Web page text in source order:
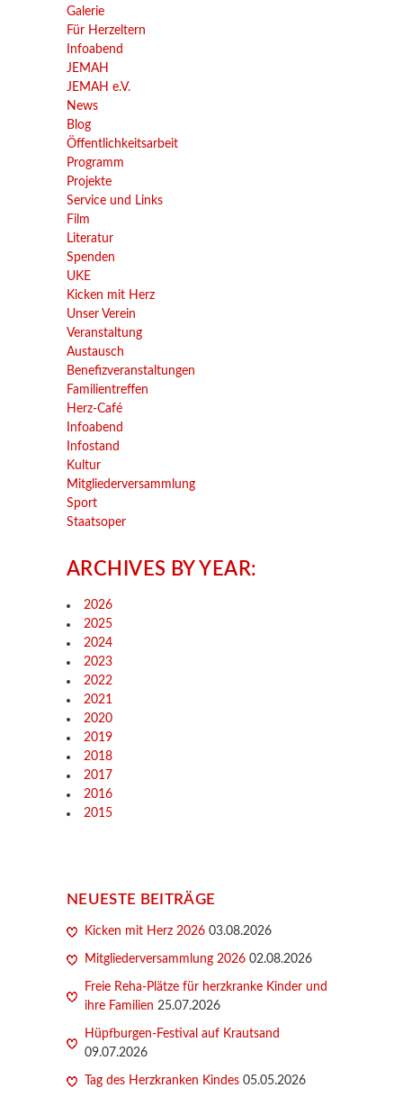
Galerie
Für Herzeltern
Infoabend
JEMAH
JEMAH e.V.
News
Blog
Öffentlichkeitsarbeit
Programm
Projekte
Service und Links
Film
Literatur
Spenden
UKE
Kicken mit Herz
Unser Verein
Veranstaltung
Austausch
Benefizveranstaltungen
Familientreffen
Herz-Café
Infoabend
Infostand
Kultur
Mitgliederversammlung
Sport
Staatsoper
ARCHIVES BY YEAR:
2026
2025
2024
2023
2022
2021
2020
2019
2018
2017
2016
2015
NEUESTE BEITRÄGE
Kicken mit Herz 2026 03.08.2026
Mitgliederversammlung 2026 02.08.2026
Freie Reha-Plätze für herzkranke Kinder und
ihre Familien 25.07.2026
Hüpfburgen-Festival auf Krautsand
09.07.2026
Tag des Herzkranken Kindes 05.05.2026